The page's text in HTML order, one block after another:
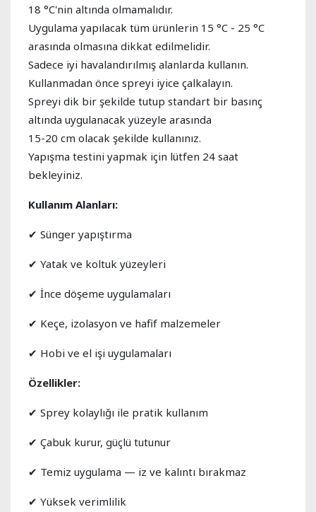
18 °C'nin altında olmamalıdır.
Uygulama yapılacak tüm ürünlerin 15 °C - 25 °C
arasında olmasına dikkat edilmelidir.
Sadece iyi havalandırılmış alanlarda kullanın.
Kullanmadan önce spreyi iyice çalkalayın.
Spreyi dik bir şekilde tutup standart bir basınç
altında uygulanacak yüzeyle arasında
15-20 cm olacak şekilde kullanınız.
Yapışma testini yapmak için lütfen 24 saat
bekleyiniz.
Kullanım Alanları:
✔ Sünger yapıştırma
✔ Yatak ve koltuk yüzeyleri
✔ İnce döşeme uygulamaları
✔ Keçe, izolasyon ve hafif malzemeler
✔ Hobi ve el işi uygulamaları
Özellikler:
✔ Sprey kolaylığı ile pratik kullanım
✔ Çabuk kurur, güçlü tutunur
✔ Temiz uygulama — iz ve kalıntı bırakmaz
✔ Yüksek verimlilik